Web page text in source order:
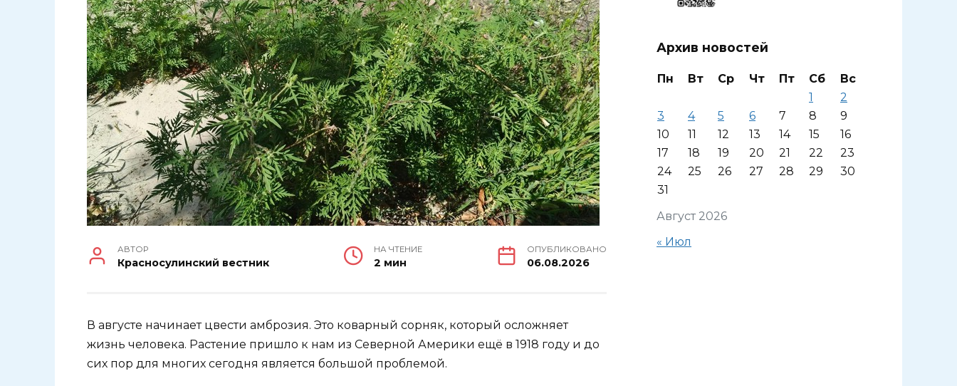
АВТОР
Красносулинский вестник
НА ЧТЕНИЕ
2 мин
ОПУБЛИКОВАНО
06.08.2026
В августе начинает цвести амброзия. Это коварный сорняк, который осложняет
жизнь человека. Растение пришло к нам из Северной Америки ещё в 1918 году и до
сих пор для многих сегодня является большой проблемой.
Архив новостей
Август 2026
Пн Вт Ср Чт Пт Сб
Вс
1
2
3
4 5 6 7 8
9
10
11 12 13 14 15
16
17
18 19 20 21 22
23
24
25 26 27 28 29
30
31
« Июл